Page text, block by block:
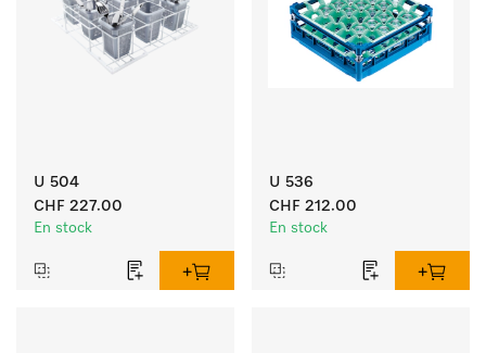
U 504
CHF 227.00
En stock
U 536
CHF 212.00
En stock